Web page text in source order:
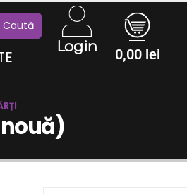
Login 0,00 lei